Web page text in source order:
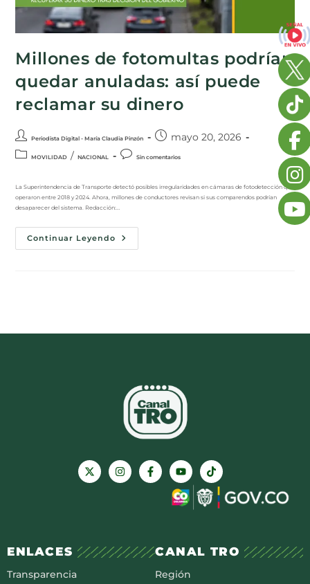
Millones de fotomultas podrían
quedar anuladas: así puede
reclamar su dinero
Periodista Digital - María Claudia Pinzón mayo 20, 2026
MOVILIDAD / NACIONAL Sin comentarios
La Superintendencia de Transporte detectó posibles irregularidades en cámaras de fotodetección que
operaron entre 2018 y 2024. Ahora, millones de conductores revisan si sus comparendos podrían
desaparecer del sistema. Redacción:…
Continuar Leyendo
ENLACES
Transparencia
CANAL TRO
Región